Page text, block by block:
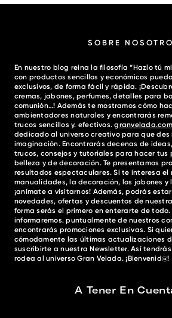
SOBRE
En nuestro blog reina la filosofía “Hazlo tú
con productos sencillos y económicos
exclusivos, de forma fácil y rápida.
cremas, jabones, perfumes, detalles para
comunión…! Además te mostramos cómo
ambientadores naturales y encontrarás
trucos sencillos y. efectivos.
dedicado al universo creativo para que
imaginación. Encontrarás decenas de
trucos, consejos y tutoriales para hacer tus
belleza y de decoración. Te presentamos
resultados espectaculares. Si te interesa el
manualidades, la decoración, los jabones
¡anímate a visitarnos! Además, podrás
novedades, ofertas y descuentos de
forma serás el primero en enterarte de
informaremos. puntualmente de nuestros
encontrarás promociones exclusivas. Si
cómodamente las últimas actualizaciones
suscribirte a nuestra Newsletter. Así
rodea al universo Gran Velada. ¡Bienvenid@!
A Tener En